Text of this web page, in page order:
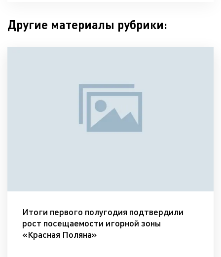
Другие материалы рубрики:
Итоги первого полугодия подтвердили
рост посещаемости игорной зоны
«Красная Поляна»